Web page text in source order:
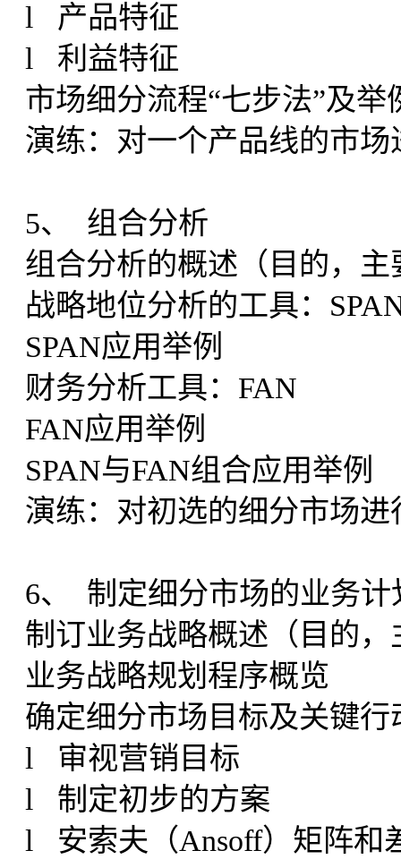
l 产品特征
l 利益特征
市场细分流程“七步法”及举
演练：对一个产品线的市场
5、 组合分析
组合分析的概述（目的，
战略地位分析的工具：
SPAN应用举例
财务分析工具：FAN
FAN应用举例
SPAN与FAN组合应用举例
演练：对初选的细分市场进
6、 制定细分市场的业务计
制订业务战略概述（目的
业务战略规划程序概览
确定细分市场目标及关键行
l 审视营销目标
l 制定初步的方案
l 安索夫（Ansoff）矩阵和